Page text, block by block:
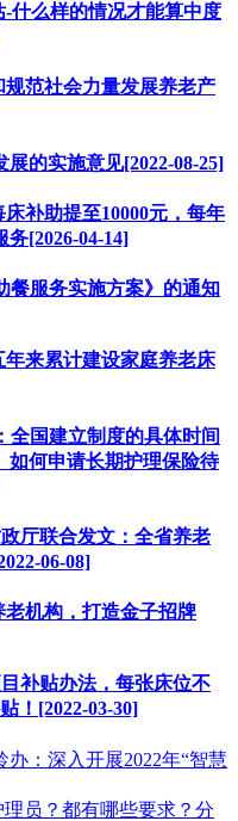
什么样的情况才能算中度
范社会力量发展养老产
的实施意见[2022-08-25]
补助提至10000元，每年
[2026-04-14]
餐服务实施方案》的通知
来累计建设家庭养老床
全国建立制度的具体时间
如何申请长期护理保险待
厅联合发文：全省养老
06-08]
机构，打造金子招牌
补贴办法，每张床位不
！[2022-03-30]
办：深入开展2022年“智慧
员？都有哪些要求？分